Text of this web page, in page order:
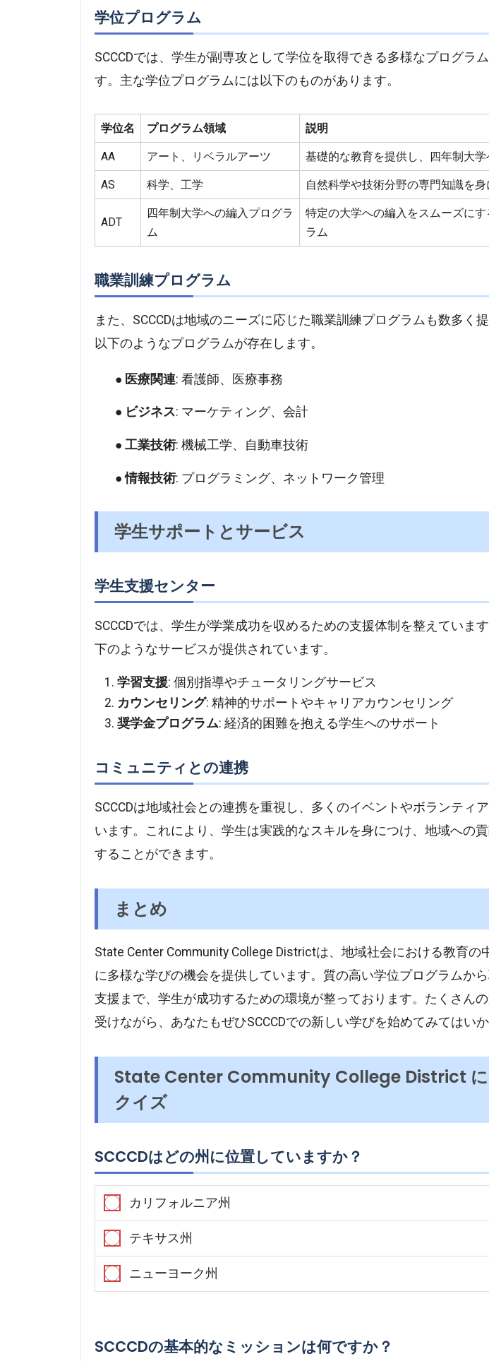
学位プログラム
SCCCDでは、学生が副専攻として学位を取得できる多様なプログラ
す。主な学位プログラムには以下のものがあります。
学位名 プログラム領域 説明
AA アート、リベラルアーツ 基礎的な教育を提供し、四年制大
AS 科学、工学 自然科学や技術分野の専門知識を身
ADT
四年制大学への編入プログラ
ム
特定の大学への編入をスムーズに
ラム
職業訓練プログラム
また、SCCCDは地域のニーズに応じた職業訓練プログラムも数多く
以下のようなプログラムが存在します。
医療関連: 看護師、医療事務
ビジネス: マーケティング、会計
工業技術: 機械工学、自動車技術
情報技術: プログラミング、ネットワーク管理
学生サポートとサービス
学生支援センター
SCCCDでは、学生が学業成功を収めるための支援体制を整えていま
下のようなサービスが提供されています。
学習支援: 個別指導やチュータリングサービス
カウンセリング: 精神的サポートやキャリアカウンセリング
奨学金プログラム: 経済的困難を抱える学生へのサポート
コミュニティとの連携
SCCCDは地域社会との連携を重視し、多くのイベントやボランティ
います。これにより、学生は実践的なスキルを身につけ、地域への
することができます。
まとめ
State Center Community College Districtは、地域社会における教育の
に多様な学びの機会を提供しています。質の高い学位プログラムか
支援まで、学生が成功するための環境が整っております。たくさん
受けながら、あなたもぜひSCCCDでの新しい学びを始めてみてはいか
State Center Community College District に
クイズ
SCCCDはどの州に位置していますか？
カリフォルニア州
テキサス州
ニューヨーク州
SCCCDの基本的なミッションは何ですか？